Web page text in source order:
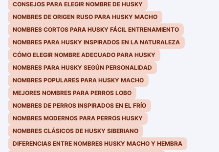
CONSEJOS PARA ELEGIR NOMBRE DE HUSKY
NOMBRES DE ORIGEN RUSO PARA HUSKY MACHO
NOMBRES CORTOS PARA HUSKY FÁCIL ENTRENAMIENTO
NOMBRES PARA HUSKY INSPIRADOS EN LA NATURALEZA
CÓMO ELEGIR NOMBRE ADECUADO PARA HUSKY
NOMBRES PARA HUSKY SEGÚN PERSONALIDAD
NOMBRES POPULARES PARA HUSKY MACHO
MEJORES NOMBRES PARA PERROS LOBO
NOMBRES DE PERROS INSPIRADOS EN EL FRÍO
NOMBRES MODERNOS PARA PERROS HUSKY
NOMBRES CLÁSICOS DE HUSKY SIBERIANO
DIFERENCIAS ENTRE NOMBRES HUSKY MACHO Y HEMBRA